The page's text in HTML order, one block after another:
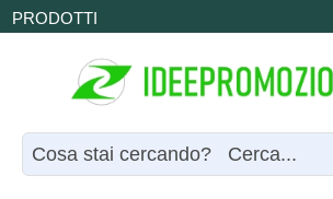
PRODOTTI